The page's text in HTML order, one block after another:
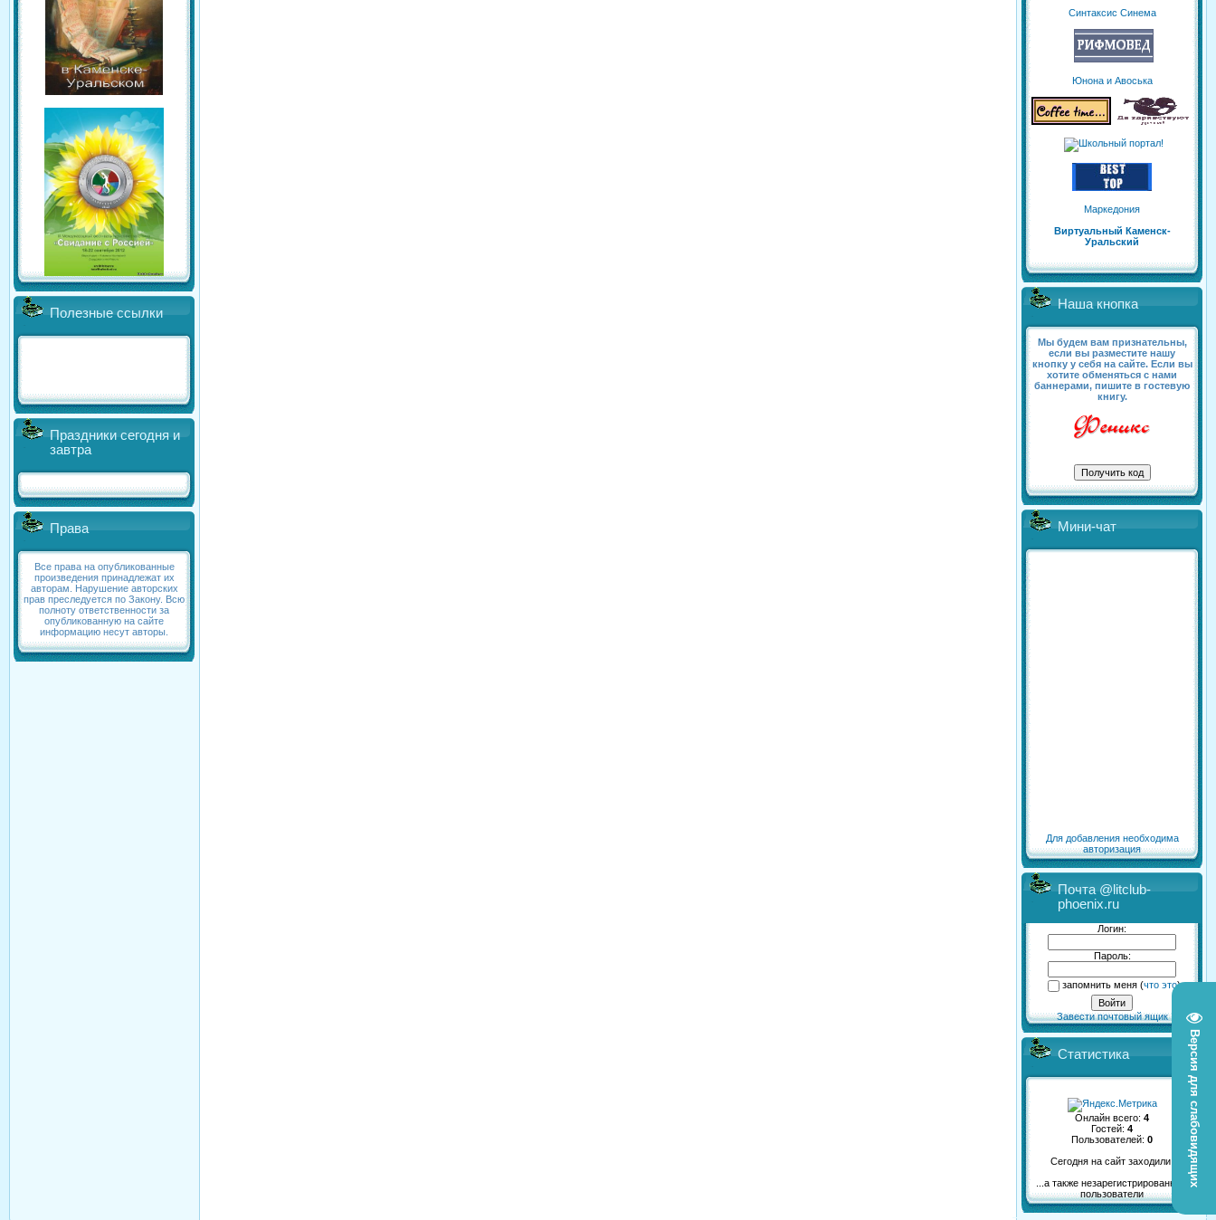
Версия для слабовидящих
Полезные ссылки
Праздники сегодня и
завтра
Права
Все права на опубликованные
произведения принадлежат их
авторам. Нарушение авторских
прав преследуется по Закону. Всю
полноту ответственности за
опубликованную на сайте
информацию несут авторы.
Синтаксис Синема
Юнона и Авоська
Маркедония
Виртуальный Каменск-
Уральский
Наша кнопка
Мы будем вам признательны,
если вы разместите нашу
кнопку у себя на сайте. Если вы
хотите обменяться с нами
баннерами, пишите в гостевую
книгу.
Мини-чат
Для добавления необходима
авторизация
Почта @litclub-
phoenix.ru
Логин:
Пароль:
запомнить меня(что это)
Завести почтовый ящик
Статистика
Онлайн всего: 4
Гостей: 4
Пользователей: 0
Сегодня на сайт заходили:
...а также незарегистрированные
пользователи